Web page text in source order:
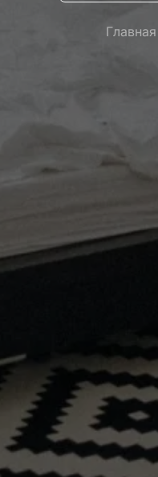
Главная